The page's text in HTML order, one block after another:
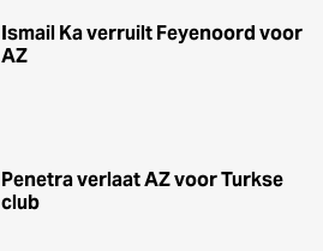
Ismail Ka verruilt Feyenoord voor
AZ
Penetra verlaat AZ voor Turkse
club